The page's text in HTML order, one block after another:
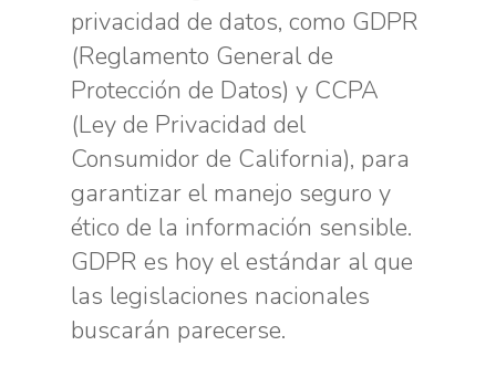
privacidad de datos, como GDPR
(Reglamento General de
Protección de Datos) y CCPA
(Ley de Privacidad del
Consumidor de California), para
garantizar el manejo seguro y
ético de la información sensible.
GDPR es hoy el estándar al que
las legislaciones nacionales
buscarán parecerse.